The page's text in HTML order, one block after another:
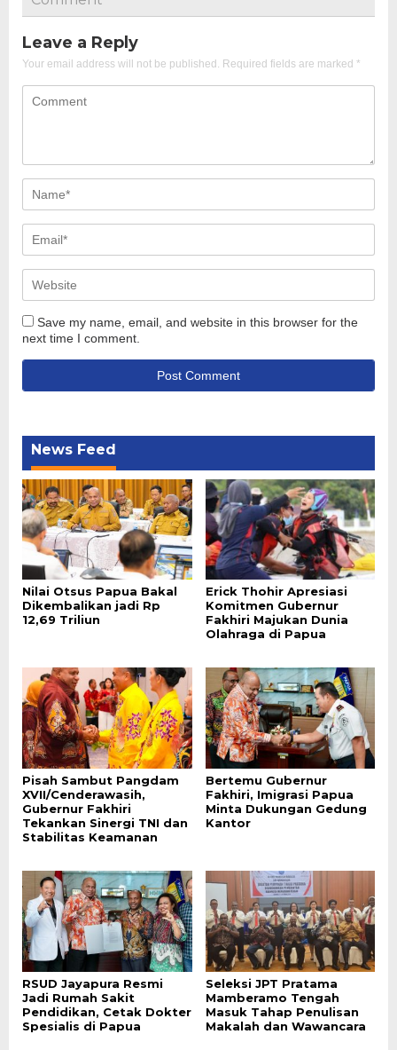
Leave a Reply
Your email address will not be published. Required fields are marked *
Save my name, email, and website in this browser for the
next time I comment.
News Feed
Nilai Otsus Papua Bakal
Dikembalikan jadi Rp
12,69 Triliun
Erick Thohir Apresiasi
Komitmen Gubernur
Fakhiri Majukan Dunia
Olahraga di Papua
Pisah Sambut Pangdam
XVII/Cenderawasih,
Gubernur Fakhiri
Tekankan Sinergi TNI dan
Stabilitas Keamanan
Bertemu Gubernur
Fakhiri, Imigrasi Papua
Minta Dukungan Gedung
Kantor
RSUD Jayapura Resmi
Jadi Rumah Sakit
Pendidikan, Cetak Dokter
Spesialis di Papua
Seleksi JPT Pratama
Mamberamo Tengah
Masuk Tahap Penulisan
Makalah dan Wawancara